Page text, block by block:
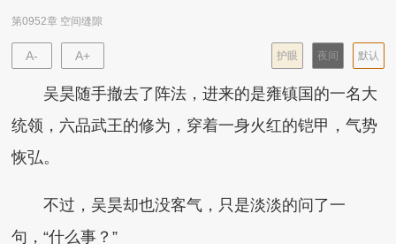
第0952章 空间缝隙
A- A+ 默认
夜间
护眼
吴昊随手撤去了阵法，进来的是雍镇国的一名大
统领，六品武王的修为，穿着一身火红的铠甲，气势
恢弘。
不过，吴昊却也没客气，只是淡淡的问了一
句，“什么事？”